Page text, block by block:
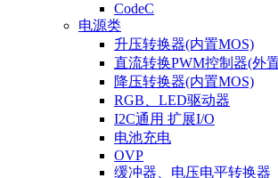
CodeC
电源类
升压转换器(内置MOS)
直流转换PWM控制器(外置
降压转换器(内置MOS)
RGB、LED驱动器
I2C通用 扩展I/O
电池充电
OVP
缓冲器、电压电平转换器